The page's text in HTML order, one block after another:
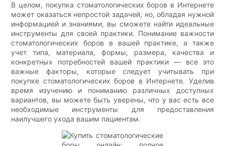
В целом, покупка стоматологических боров в Интернете
может оказаться непростой задачей, но, обладая нужной
информацией и знаниями, вы сможете найти идеальные
инструменты для своей практики. Понимание важности
стоматологических боров в вашей практике, а также
учет типа, материала, формы, размера, качества и
конкретных потребностей вашей практики — все это
важные факторы, которые следует учитывать при
покупке стоматологических боров в Интернете. Уделив
время изучению и пониманию различных доступных
вариантов, вы можете быть уверены, что у вас есть все
необходимые инструменты для предоставления
наилучшего ухода вашим пациентам.